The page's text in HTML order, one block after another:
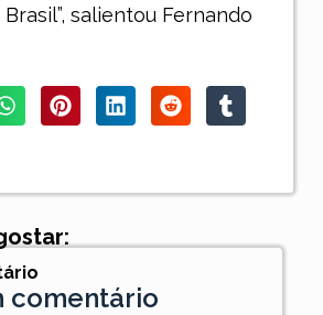
salientou Fernando
comentário